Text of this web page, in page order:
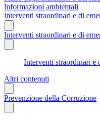
Informazioni ambientali
Interventi straordinari e di
Interventi straordinari e di
Interventi straordinari e
Altri contenuti
Prevenzione della Corruzione